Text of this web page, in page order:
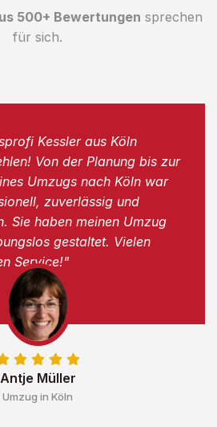
500+ Bewertungen sprechen
für sich.
Antje Müller
Umzug in Köln
Kessler aus Köln
Von der Planung bis zur
Umzugs nach Köln war
zuverlässig und
Sie haben meinen Umzug
gestaltet. Vielen
Service!"